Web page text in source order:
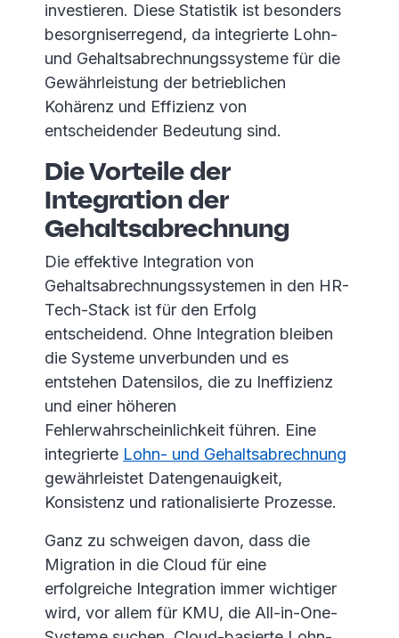
investieren. Diese Statistik ist besonders
besorgniserregend, da integrierte Lohn-
und Gehaltsabrechnungssysteme für die
Gewährleistung der betrieblichen
Kohärenz und Effizienz von
entscheidender Bedeutung sind.
Die Vorteile der
Integration der
Gehaltsabrechnung
Die effektive Integration von
Gehaltsabrechnungssystemen in den HR-
Tech-Stack ist für den Erfolg
entscheidend. Ohne Integration bleiben
die Systeme unverbunden und es
entstehen Datensilos, die zu Ineffizienz
und einer höheren
Fehlerwahrscheinlichkeit führen. Eine
integrierte Lohn- und Gehaltsabrechnung
gewährleistet Datengenauigkeit,
Konsistenz und rationalisierte Prozesse.
Ganz zu schweigen davon, dass die
Migration in die Cloud für eine
erfolgreiche Integration immer wichtiger
wird, vor allem für KMU, die All-in-One-